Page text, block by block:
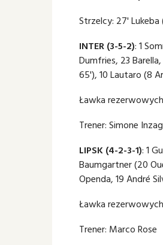
Strzelcy: 27' Lukeba
INTER (3-5-2): 1
Dumfries, 23
65'), 10 Lautaro (8
Ławka
Trener: Simone
LIPSK (4-2-3-1): 1
Baumgartner (20
Openda, 19 André
Ławka
Trener: Marco Rose